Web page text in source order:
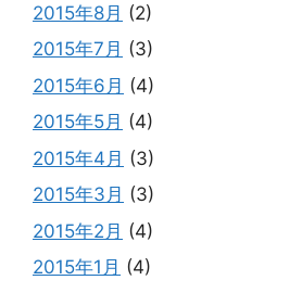
2015年8月 (2)
2015年7月 (3)
2015年6月 (4)
2015年5月 (4)
2015年4月 (3)
2015年3月 (3)
2015年2月 (4)
2015年1月 (4)